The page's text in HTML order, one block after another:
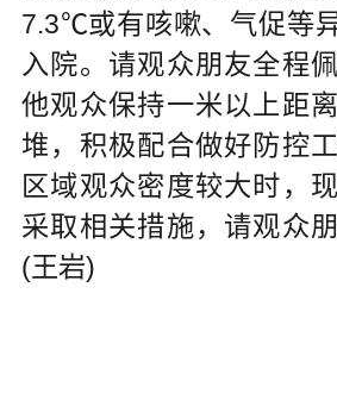
7.3℃或有咳嗽、气促等
入院。请观众朋友全程
他观众保持一米以上距
堆，积极配合做好防控
区域观众密度较大时，
采取相关措施，请观众
(王岩)